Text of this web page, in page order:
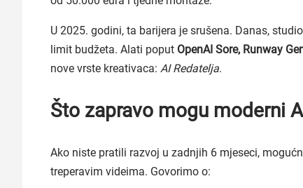
U 2025. godini, ta barijera je srušena. Danas,
limit budžeta. Alati poput OpenAI Sore, Runway
nove vrste kreativaca: AI Redatelja.
Što zapravo mogu moderni
Ako niste pratili razvoj u zadnjih 6 mjeseci,
treperavim videima. Govorimo o: